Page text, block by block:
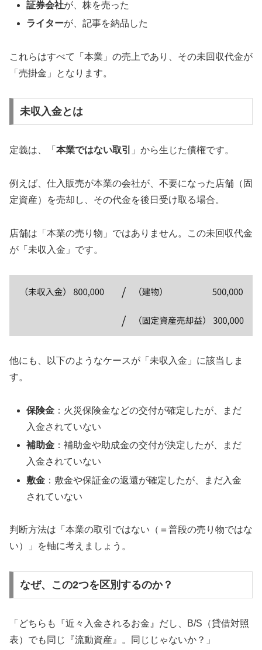
証券会社が、株を売った
ライターが、記事を納品した
これらはすべて「本業」の売上であり、その未回収代金が
「売掛金」となります。
未収入金とは
定義は、「 本業ではない取引 」から生じた債権です。
例えば、仕入販売が本業の会社が、不要になった店舗（固
定資産）を売却し、その代金を後日受け取る場合。
店舗は「本業の売り物」ではありません。この未回収代金
が「未収入金」です。
他にも、以下のようなケースが「未収入金」に該当しま
す。
保険金 ：火災保険金などの交付が確定したが、まだ
入金されていない
補助金 ：補助金や助成金の交付が決定したが、まだ
入金されていない
敷金 ：敷金や保証金の返還が確定したが、まだ入金
されていない
判断方法は「本業の取引ではない（＝普段の売り物ではな
い）」を軸に考えましょう。
なぜ、この2つを区別するのか？
「どちらも『近々入金されるお金』だし、B/S（貸借対照
表）でも同じ『流動資産』。同じじゃないか？」